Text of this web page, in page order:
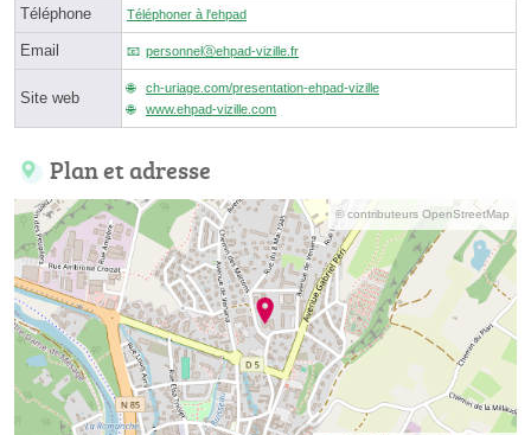
Téléphone Téléphoner à l'ehpad
Email personnelⓐehpad-vizille.fr
Site web
ch-uriage.com/presentation-ehpad-vizille
www.ehpad-vizille.com
Plan et adresse
© contributeurs OpenStreetMap